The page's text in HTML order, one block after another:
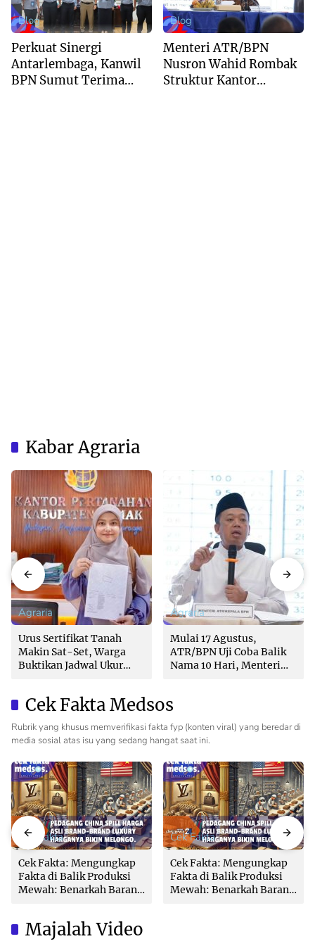
Blog
Perkuat Sinergi
Antarlembaga, Kanwil
BPN Sumut Terima
Blog
Menteri ATR/BPN
Nusron Wahid Rombak
Struktur Kantor
Kabar Agraria
Agraria
Urus Sertifikat Tanah
Makin Sat-Set, Warga
Buktikan Jadwal Ukur
Agraria
Mulai 17 Agustus,
ATR/BPN Uji Coba Balik
Nama 10 Hari, Menteri
Cek Fakta Medsos
Rubrik yang khusus memverifikasi fakta fyp (konten viral) yang beredar di
media sosial atas isu yang sedang hangat saat ini.
Cek Fakta
Cek Fakta: Mengungkap
Fakta di Balik Produksi
Mewah: Benarkah Barang
Cek Fakta
Cek Fakta: Mengungkap
Fakta di Balik Produksi
Mewah: Benarkah Barang
Majalah Video